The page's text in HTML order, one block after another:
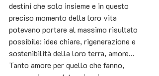
destini che solo insieme e in questo
preciso momento della loro vita
potevano portare al massimo risultato
possibile: idee chiare, rigenerazione e
sostenibilità della loro terra, amore...
Tanto amore per quello che fanno,